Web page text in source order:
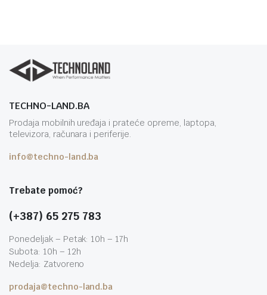
TECHNO-LAND.BA
Prodaja mobilnih uređaja i prateće opreme, laptopa,
televizora, računara i periferije.
info@techno-land.ba
Trebate pomoć?
(+387) 65 275 783
Ponedeljak – Petak: 10h – 17h
Subota: 10h – 12h
Nedelja: Zatvoreno
prodaja@techno-land.ba